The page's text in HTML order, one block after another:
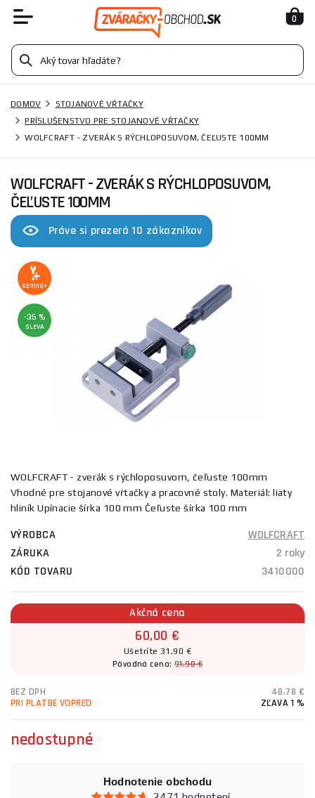
0
DOMOV
STOJANOVÉ VŔTAČKY
PRÍSLUŠENSTVO PRE STOJANOVÉ VŔTAČKY
WOLFCRAFT - ZVERÁK S RÝCHLOPOSUVOM, ČEĽUSTE 100MM
WOLFCRAFT - ZVERÁK S RÝCHLOPOSUVOM,
ČEĽUSTE 100MM
Práve si prezerá 10 zákazníkov
SERVIS+
-35 %
SLEVA
WOLFCRAFT - zverák s rýchloposuvom, čeľuste 100mm
Vhodné pre stojanové vŕtačky a pracovné stoly. Materiál: liaty
hliník Upínacie šírka 100 mm Čeľuste šírka 100 mm
VÝROBCA
WOLFCRAFT
ZÁRUKA
2 roky
KÓD TOVARU
3410000
Akčná cena
60,00 €
Ušetríte 31,90 €
Pôvodná cena:91,90 €
BEZ DPH
48,78 €
PRI PLATBE VOPRED
ZĽAVA 1 %
nedostupné
Hodnotenie obchodu